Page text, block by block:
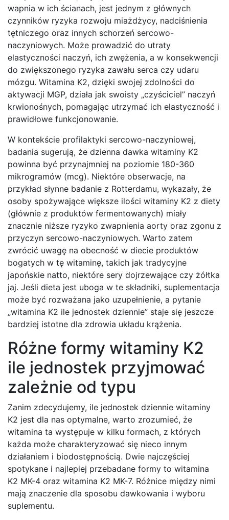
wapnia w ich ścianach, jest jednym z głównych
czynników ryzyka rozwoju miażdżycy, nadciśnienia
tętniczego oraz innych schorzeń sercowo-
naczyniowych. Może prowadzić do utraty
elastyczności naczyń, ich zwężenia, a w konsekwencji
do zwiększonego ryzyka zawału serca czy udaru
mózgu. Witamina K2, dzięki swojej zdolności do
aktywacji MGP, działa jak swoisty „czyściciel” naczyń
krwionośnych, pomagając utrzymać ich elastyczność i
prawidłowe funkcjonowanie.
W kontekście profilaktyki sercowo-naczyniowej,
badania sugerują, że dzienna dawka witaminy K2
powinna być przynajmniej na poziomie 180-360
mikrogramów (mcg). Niektóre obserwacje, na
przykład słynne badanie z Rotterdamu, wykazały, że
osoby spożywające większe ilości witaminy K2 z diety
(głównie z produktów fermentowanych) miały
znacznie niższe ryzyko zwapnienia aorty oraz zgonu z
przyczyn sercowo-naczyniowych. Warto zatem
zwrócić uwagę na obecność w diecie produktów
bogatych w tę witaminę, takich jak tradycyjne
japońskie natto, niektóre sery dojrzewające czy żółtka
jaj. Jeśli dieta jest uboga w te składniki, suplementacja
może być rozważana jako uzupełnienie, a pytanie
„witamina K2 ile jednostek dziennie” staje się jeszcze
bardziej istotne dla zdrowia układu krążenia.
Różne formy witaminy K2
ile jednostek przyjmować
zależnie od typu
Zanim zdecydujemy, ile jednostek dziennie witaminy
K2 jest dla nas optymalne, warto zrozumieć, że
witamina ta występuje w kilku formach, z których
każda może charakteryzować się nieco innym
działaniem i biodostępnością. Dwie najczęściej
spotykane i najlepiej przebadane formy to witamina
K2 MK-4 oraz witamina K2 MK-7. Różnice między nimi
mają znaczenie dla sposobu dawkowania i wyboru
suplementu.